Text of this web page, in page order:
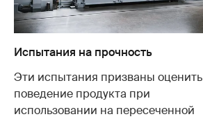
Испытания на прочность
Эти испытания призваны оценить
поведение продукта при
использовании на пересеченной